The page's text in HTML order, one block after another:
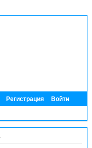
Регистрация Войти